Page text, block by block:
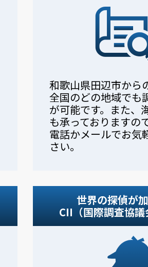
和歌山県田辺市から
全国のどの地域でも
が可能です。また、
も承っておりますの
電話かメールでお気
さい。
世界の探偵が
CII（国際調査協